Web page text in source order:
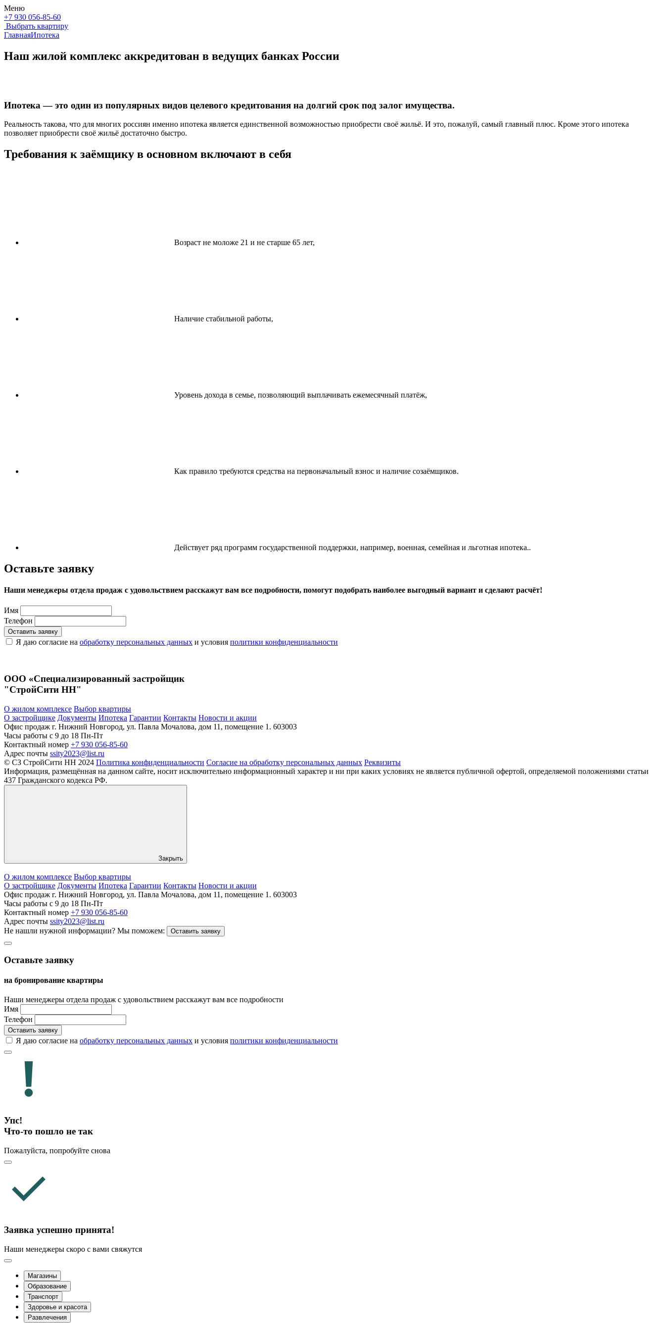
Меню
+7 930 056-85-60
Выбрать квартиру
ГлавнаяИпотека
Наш жилой комплекс аккредитован в ведущих банках России
Ипотека — это один из популярных видов целевого кредитования на долгий срок под залог имущества.
Реальность такова, что для многих россиян именно ипотека является единственной возможностью приобрести своё жильё. И это, пожалуй, самый главный плюс. Кроме этого ипотека
позволяет приобрести своё жильё достаточно быстро.
Требования к заёмщику в основном включают в себя
Возраст не моложе 21 и не старше 65 лет,
Наличие стабильной работы,
Уровень дохода в семье, позволяющий выплачивать ежемесячный платёж,
Как правило требуются средства на первоначальный взнос и наличие созаёмщиков.
Действует ряд программ государственной поддержки, например, военная, семейная и льготная ипотека..
Оставьте заявку
Наши менеджеры отдела продаж с удовольствием расскажут вам все подробности, помогут подобрать наиболее выгодный вариант и сделают расчёт!
Имя
Телефон
Оставить заявку
Я даю согласие на обработку персональных данных и условия политики конфиденциальности
ООО «Специализированный застройщик
"СтройСити НН"
О жилом комплексе Выбор квартиры
О застройщике Документы Ипотека Гарантии Контакты Новости и акции
Офис продаж г. Нижний Новгород, ул. Павла Мочалова, дом 11, помещение 1. 603003
Часы работы c 9 до 18 Пн-Пт
Контактный номер +7 930 056-85-60
Адрес почты ssity2023@list.ru
© СЗ СтройСити НН 2024 Политика конфиденциальности Согласие на обработку персональных данных Реквизиты
Информация, размещённая на данном сайте, носит исключительно информационный характер и ни при каких условиях не является публичной офертой, определяемой положениями статьи
437 Гражданского кодекса РФ.
Закрыть
О жилом комплексе Выбор квартиры
О застройщике Документы Ипотека Гарантии Контакты Новости и акции
Офис продаж г. Нижний Новгород, ул. Павла Мочалова, дом 11, помещение 1. 603003
Часы работы c 9 до 18 Пн-Пт
Контактный номер +7 930 056-85-60
Адрес почты ssity2023@list.ru
Не нашли нужной информации? Мы поможем: Оставить заявку
Оставьте заявку
на бронирование квартиры
Наши менеджеры отдела продаж с удовольствием расскажут вам все подробности
Имя
Телефон
Оставить заявку
Я даю согласие на обработку персональных данных и условия политики конфиденциальности
Упс!
Что-то пошло не так
Пожалуйста, попробуйте снова
Заявка успешно принята!
Наши менеджеры скоро с вами свяжутся
Магазины
Образование
Транспорт
Здоровье и красота
Развлечения